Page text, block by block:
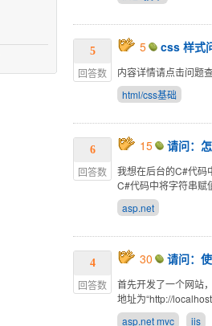
5
回答数
5 css 样式
内容详情请点击问题查
html/css基础
6
回答数
15 请问：
我想在后台的C#代码
C#代码中将字符串赋
asp.net
4
回答数
30 请问：
首先开发了一个网站
地址为“http://
asp.net mvc
iis